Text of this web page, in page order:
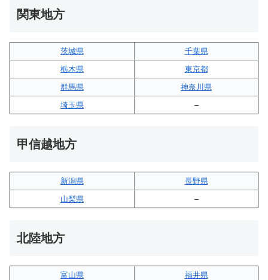
関東地方
茨城県
千葉県
栃木県
東京都
群馬県
神奈川県
埼玉県
–
甲信越地方
新潟県
長野県
山梨県
–
北陸地方
富山県
福井県